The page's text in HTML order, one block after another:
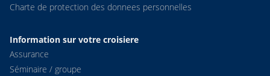
Charte de protection des donnees personnelles
Information sur votre croisiere
Assurance
Séminaire / groupe